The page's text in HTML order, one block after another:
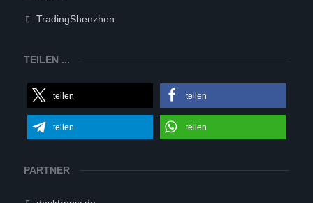
TradingShenzhen
TEILEN ...
teilen teilen
teilen teilen
PARTNER